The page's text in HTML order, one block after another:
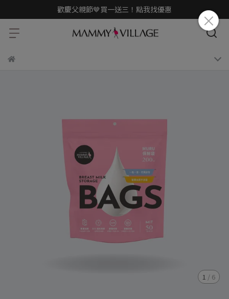
歡慶父親節🤎買一送三！點我找優惠
1 / 6